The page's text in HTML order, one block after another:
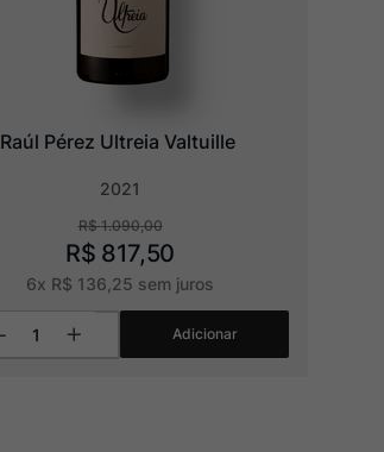
Raúl Pérez Ultreia Valtuille
2021
R$ 1.090,00
R$ 817,50
6x R$ 136 25 sem juros
Adicionar